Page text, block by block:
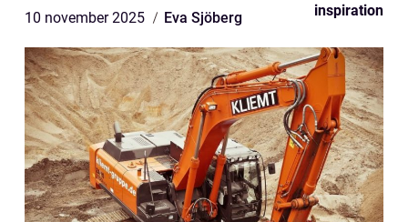
10 november 2025 Eva Sjöberg inspiration